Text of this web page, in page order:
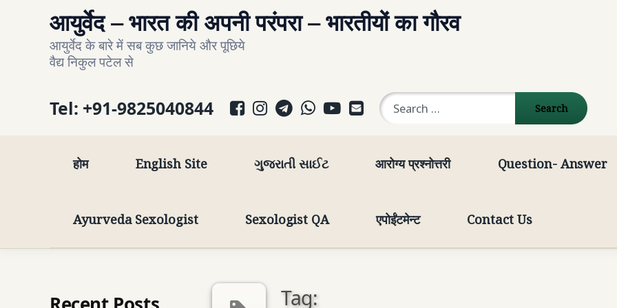
आयुर्वेद – भारत की अपनी परंपरा – भारतीयों का गौरव
आयुर्वेद के बारे में सब कुछ जानिये और पूछिये
वैद्य निकुल पटेल से
Tel: +91-9825040844 Facebook
Instagram
Telegram
WhatsApp
YouTube
E-mail
Search for:
होम English Site ગુજરાતી સાઈટ आरोग्य प्रश्नोत्तरी Question- Answer
Ayurveda Sexologist Sexologist QA एपोईंटमेन्ट Contact Us
Tag: